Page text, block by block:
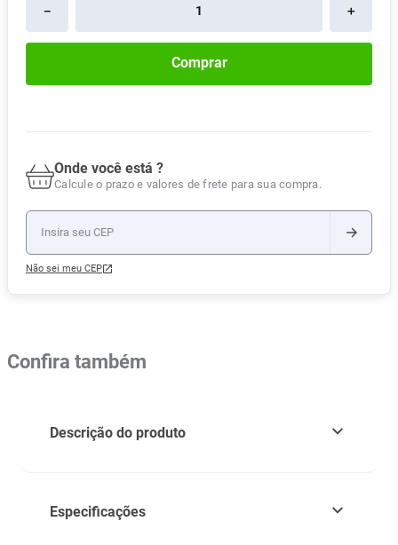
＋
－
Comprar
Onde você está ?
Calcule o prazo e valores de frete para sua compra.
Não sei meu CEP
Confira também
Descrição do produto
Especificações